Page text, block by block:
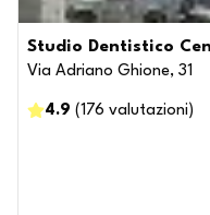
Studio Dentistico
Via Adriano Ghione, 31
4.9 (176 valutazioni )